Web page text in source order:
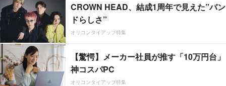
CROWN HEAD、結成1周年で見えた”バン
ドらしさ”
オリコンタイアップ特集
【驚愕】メーカー社員が推す「10万円台」
神コスパPC
オリコンタイアップ特集